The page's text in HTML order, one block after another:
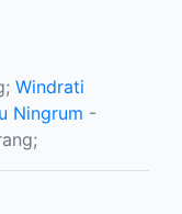
Windrati
Ningrum -